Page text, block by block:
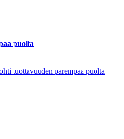
puolta
tuottavuuden parempaa puolta